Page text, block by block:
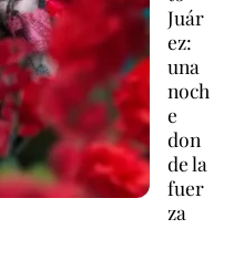
Juár
ez:
una
noch
e
don
de la
fuer
za